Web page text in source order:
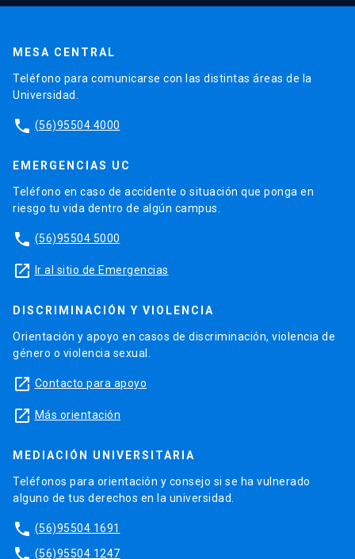
MESA CENTRAL
Teléfono para comunicarse con las distintas áreas de la
Universidad.
phone (56)95504 4000
EMERGENCIAS UC
Teléfono en caso de accidente o situación que ponga en
riesgo tu vida dentro de algún campus.
phone (56)95504 5000
launch Ir al sitio de Emergencias
DISCRIMINACIÓN Y VIOLENCIA
Orientación y apoyo en casos de discriminación, violencia de
género o violencia sexual.
launch Contacto para apoyo
launch Más orientación
MEDIACIÓN UNIVERSITARIA
Teléfonos para orientación y consejo si se ha vulnerado
alguno de tus derechos en la universidad.
phone (56)95504 1691
phone (56)95504 1247